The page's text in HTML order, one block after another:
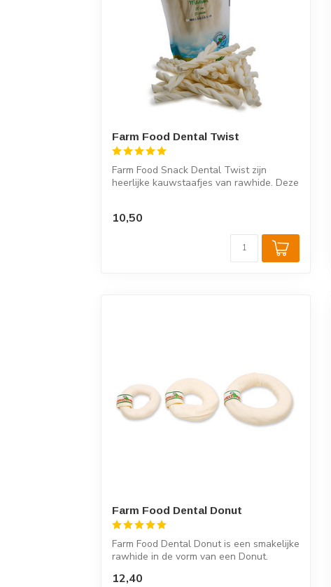
Farm Food Dental Twist
Farm Food Snack Dental Twist zijn
heerlijke kauwstaafjes van rawhide. Deze
10,50
Farm Food Dental Donut
Farm Food Dental Donut is een smakelijke
rawhide in de vorm van een Donut.
12,40